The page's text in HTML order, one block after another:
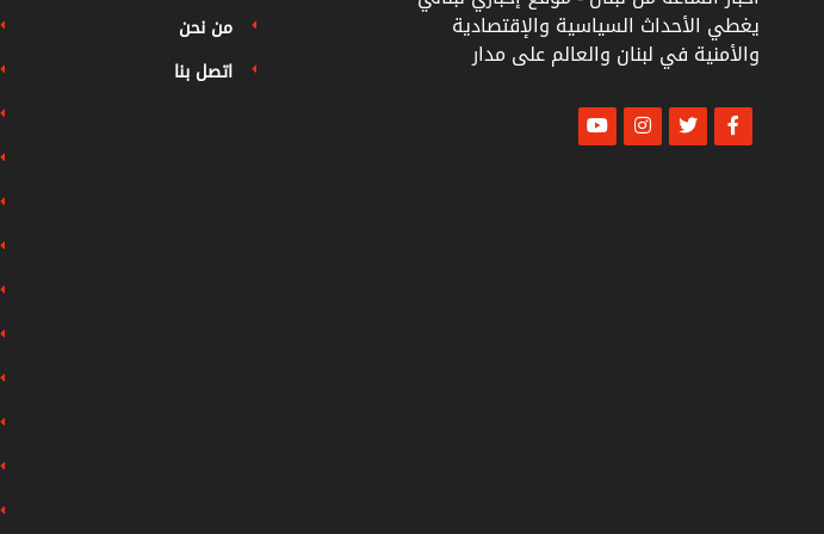
من نحن
اتصل بنا
يغطي الأحداث السياسية والإقتصادية
والأمنية في لبنان والعالم على مدار